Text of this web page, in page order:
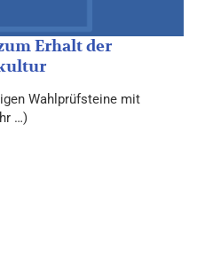
Erhalt der
Wahlprüfsteine mit
…)